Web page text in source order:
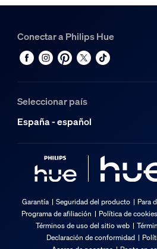
Conectar a Philips Hue
Seleccionar país
España - español
Garantía Seguridad del producto Para
Programa de afiliación
Política de cookies
Términos de uso del sitio web
Declaración de conformidad